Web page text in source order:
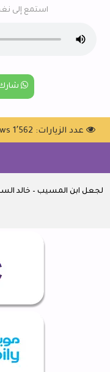
استمع إلى
عدد الزيارات: 1٬562 views
لجعل ابن المسيب – خالد